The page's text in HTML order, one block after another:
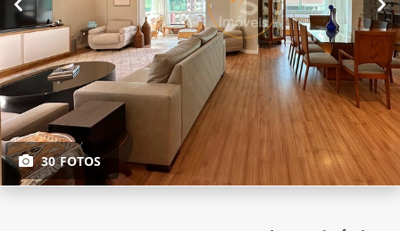
30 FOTOS